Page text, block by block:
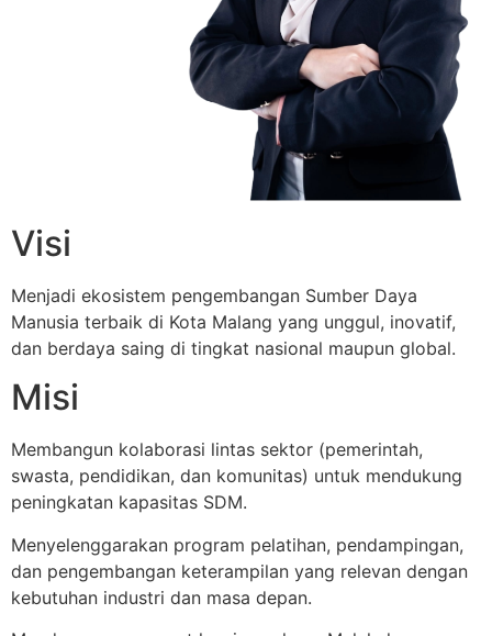
Visi
Menjadi ekosistem pengembangan Sumber Daya
Manusia terbaik di Kota Malang yang unggul, inovatif,
dan berdaya saing di tingkat nasional maupun global.
Misi
Membangun kolaborasi lintas sektor (pemerintah,
swasta, pendidikan, dan komunitas) untuk mendukung
peningkatan kapasitas SDM.
Menyelenggarakan program pelatihan, pendampingan,
dan pengembangan keterampilan yang relevan dengan
kebutuhan industri dan masa depan.